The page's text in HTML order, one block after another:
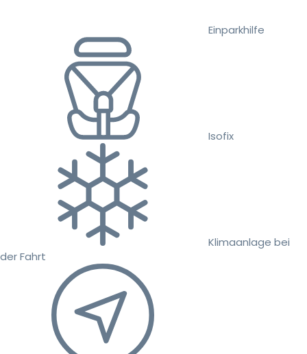
Einparkhilfe
Isofix
Klimaanlage bei
der Fahrt